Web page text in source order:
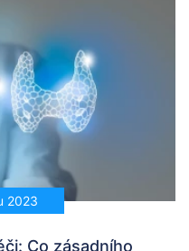
2023
Co zásadního